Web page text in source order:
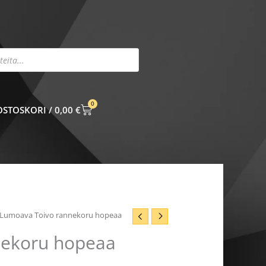
0,00 €
0
CART
Toivo rannekoru hopeaa
hopeaa